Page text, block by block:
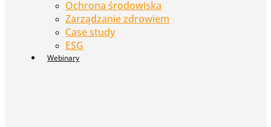
Ochrona środowiska
Zarządzanie zdrowiem
Case study
ESG
Webinary